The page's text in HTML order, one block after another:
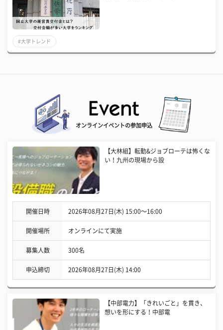
#大学トレンド
オンラインイベントの参加申込
【大林組】転勤&ジョブローテは怖くな
い！九州の現場から設
開催日時 2026年08月27日(木) 15:00〜16:00
開催場所 オンラインにて実施
募集人数 300名
申込締切 2026年08月27日(木) 14:00
【中部電力】「きれいごと」を貫き、
想いを形にする！中部電